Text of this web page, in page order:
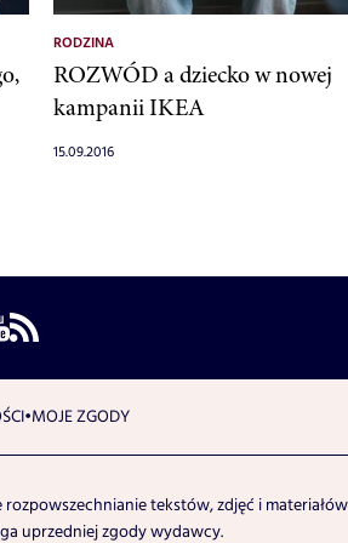
RODZINA
ROZWÓD a dziecko w nowej
kampanii IKEA
15.09.2016
MOJE ZGODY
rozpowszechnianie tekstów, zdjęć i
uprzedniej zgody wydawcy.